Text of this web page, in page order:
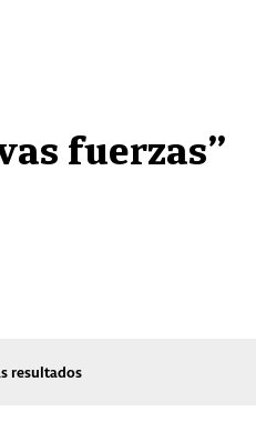
fuerzas”
resultados